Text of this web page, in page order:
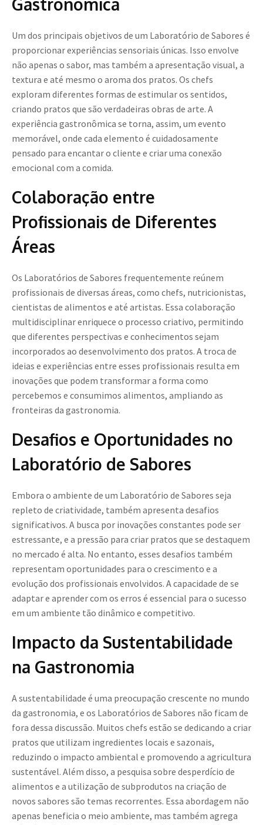
Um dos principais objetivos de um Laboratório de Sabores é
proporcionar experiências sensoriais únicas. Isso envolve
não apenas o sabor, mas também a apresentação visual, a
textura e até mesmo o aroma dos pratos. Os chefs
exploram diferentes formas de estimular os sentidos,
criando pratos que são verdadeiras obras de arte. A
experiência gastronômica se torna, assim, um evento
memorável, onde cada elemento é cuidadosamente
pensado para encantar o cliente e criar uma conexão
emocional com a comida.
Colaboração entre
Profissionais de Diferentes
Áreas
Os Laboratórios de Sabores frequentemente reúnem
profissionais de diversas áreas, como chefs, nutricionistas,
cientistas de alimentos e até artistas. Essa colaboração
multidisciplinar enriquece o processo criativo, permitindo
que diferentes perspectivas e conhecimentos sejam
incorporados ao desenvolvimento dos pratos. A troca de
ideias e experiências entre esses profissionais resulta em
inovações que podem transformar a forma como
percebemos e consumimos alimentos, ampliando as
fronteiras da gastronomia.
Desafios e Oportunidades no
Laboratório de Sabores
Embora o ambiente de um Laboratório de Sabores seja
repleto de criatividade, também apresenta desafios
significativos. A busca por inovações constantes pode ser
estressante, e a pressão para criar pratos que se destaquem
no mercado é alta. No entanto, esses desafios também
representam oportunidades para o crescimento e a
evolução dos profissionais envolvidos. A capacidade de se
adaptar e aprender com os erros é essencial para o sucesso
em um ambiente tão dinâmico e competitivo.
Impacto da Sustentabilidade
na Gastronomia
A sustentabilidade é uma preocupação crescente no mundo
da gastronomia, e os Laboratórios de Sabores não ficam de
fora dessa discussão. Muitos chefs estão se dedicando a criar
pratos que utilizam ingredientes locais e sazonais,
reduzindo o impacto ambiental e promovendo a agricultura
sustentável. Além disso, a pesquisa sobre desperdício de
alimentos e a utilização de subprodutos na criação de
novos sabores são temas recorrentes. Essa abordagem não
apenas beneficia o meio ambiente, mas também agrega